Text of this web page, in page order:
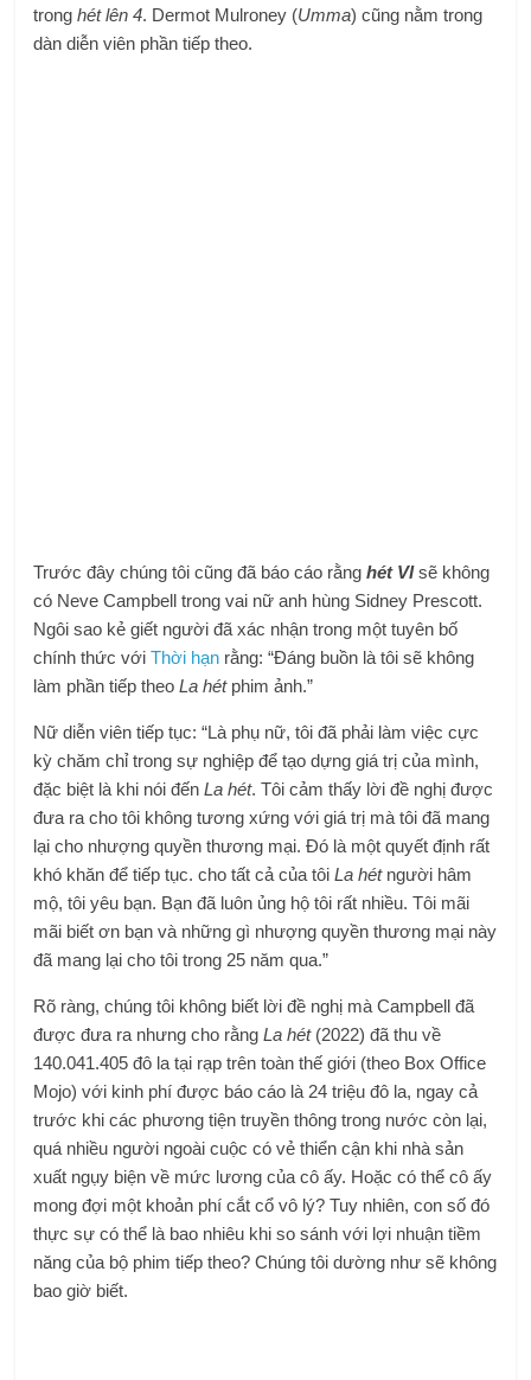
tronghét lên 4. Dermot Mulroney (Umma) cũng nằm trong
dàn diễn viên phần tiếp theo.
Trước đây chúng tôi cũng đã báo cáo rằnghét VIsẽ không
có Neve Campbell trong vai nữ anh hùng Sidney Prescott.
Ngôi sao kẻ giết người đã xác nhận trong một tuyên bố
chính thức vớiThời hạn rằng: “Đáng buồn là tôi sẽ không
làm phần tiếp theoLa hétphim ảnh.”
Nữ diễn viên tiếp tục: “Là phụ nữ, tôi đã phải làm việc cực
kỳ chăm chỉ trong sự nghiệp để tạo dựng giá trị của mình,
đặc biệt là khi nói đếnLa hét. Tôi cảm thấy lời đề nghị được
đưa ra cho tôi không tương xứng với giá trị mà tôi đã mang
lại cho nhượng quyền thương mại. Đó là một quyết định rất
khó khăn để tiếp tục. cho tất cả của tôiLa hétngười hâm
mộ, tôi yêu bạn. Bạn đã luôn ủng hộ tôi rất nhiều. Tôi mãi
mãi biết ơn bạn và những gì nhượng quyền thương mại này
đã mang lại cho tôi trong 25 năm qua.”
Rõ ràng, chúng tôi không biết lời đề nghị mà Campbell đã
được đưa ra nhưng cho rằngLa hét(2022) đã thu về
140.041.405 đô la tại rạp trên toàn thế giới (theo Box Office
Mojo) với kinh phí được báo cáo là 24 triệu đô la, ngay cả
trước khi các phương tiện truyền thông trong nước còn lại,
quá nhiều người ngoài cuộc có vẻ thiển cận khi nhà sản
xuất ngụy biện về mức lương của cô ấy. Hoặc có thể cô ấy
mong đợi một khoản phí cắt cổ vô lý? Tuy nhiên, con số đó
thực sự có thể là bao nhiêu khi so sánh với lợi nhuận tiềm
năng của bộ phim tiếp theo? Chúng tôi dường như sẽ không
bao giờ biết.